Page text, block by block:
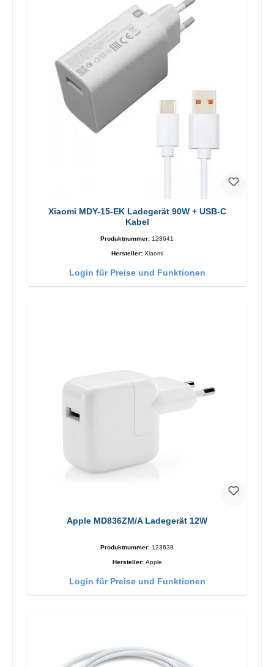
Xiaomi MDY-15-EK Ladegerät 90W + USB-C
Kabel
Produktnummer: 123641
Hersteller: Xiaomi
Login für Preise und Funktionen
Apple MD836ZM/A Ladegerät 12W
Produktnummer: 123638
Hersteller: Apple
Login für Preise und Funktionen